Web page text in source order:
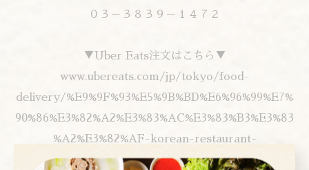
０３－３８３９－１４７２
▼Uber Eats注文はこちら▼
www.ubereats.com/jp/tokyo/food-
delivery/%E9%9F%93%E5%9B%BD%E6%96%99%E7%
90%86%E3%82%A2%E3%83%AC%E3%83%B3%E3%83
%A2%E3%82%AF-korean-restaurant-
arenmoku/16-gcylLTFKAj37nXxtz0w